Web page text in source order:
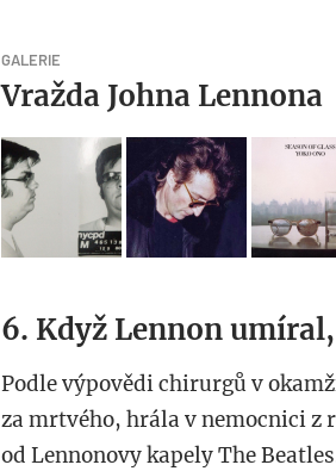
GALERIE
Vražda Johna Lennona
6. Když Lennon
Podle výpovědi chirurgů v
za mrtvého, hrála v nemocnici z
od Lennonovy kapely The